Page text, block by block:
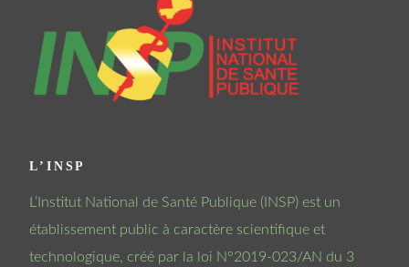
L’INSP
L’Institut National de Santé Publique (INSP) est un
établissement public à caractère scientifique et
technologique, créé par la loi N°2019-023/AN du 3